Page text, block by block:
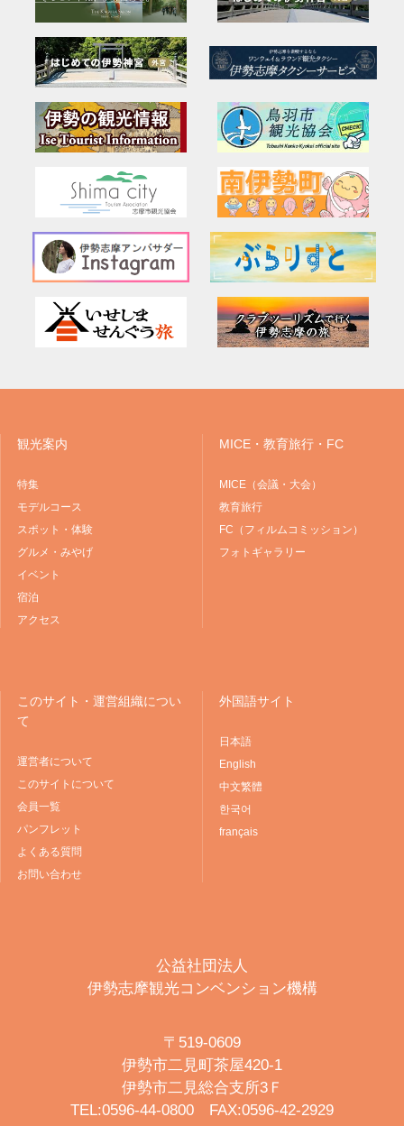
観光案内
特集
モデルコース
スポット・体験
グルメ・みやげ
イベント
宿泊
アクセス
MICE・教育旅行・FC
MICE（会議・大会）
教育旅行
FC（フィルムコミッション）
フォトギャラリー
このサイト・運営組織につい
て
運営者について
このサイトについて
会員一覧
パンフレット
よくある質問
お問い合わせ
外国語サイト
日本語
English
中文繁體
한국어
français
公益社団法人
伊勢志摩観光コンベンション機構
〒519-0609
伊勢市二見町茶屋420-1
伊勢市二見総合支所3Ｆ
TEL:0596-44-0800 FAX:0596-42-2929